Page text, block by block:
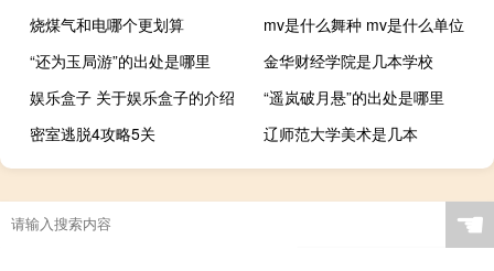
烧煤气和电哪个更划算
mv是什么舞种 mv是什么单位
“还为玉局游”的出处是哪里
金华财经学院是几本学校
娱乐盒子 关于娱乐盒子的介绍
“遥岚破月悬”的出处是哪里
密室逃脱4攻略5关
辽师范大学美术是几本
☚